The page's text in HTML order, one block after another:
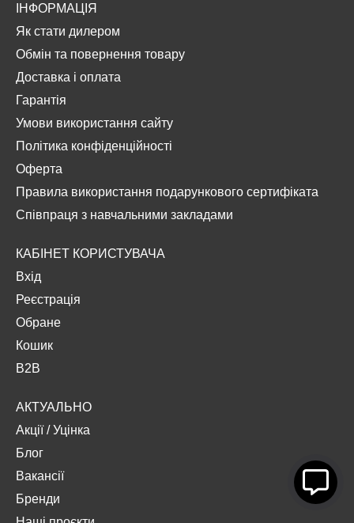
ІНФОРМАЦІЯ
Як стати дилером
Обмін та повернення товару
Доставка і оплата
Гарантія
Умови використання сайту
Політика конфіденційності
Оферта
Правила використання подарункового сертифіката
Співпраця з навчальними закладами
КАБІНЕТ КОРИСТУВАЧА
Вхід
Реєстрація
Обране
Кошик
B2B
АКТУАЛЬНО
Акції/Уцінка
Блог
Вакансії
Бренди